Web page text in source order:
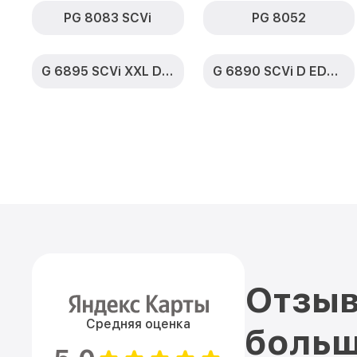
PG 8083 SCVi PG 8052
G 6895 SCVi XXL D ED230 2,0 k2o G 6890 SCVi D ED230 2,0 k2o
Средняя оценка